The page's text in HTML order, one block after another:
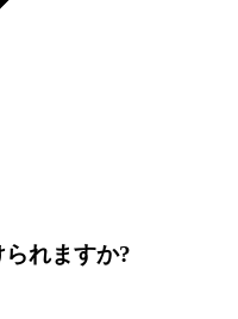
れますか?